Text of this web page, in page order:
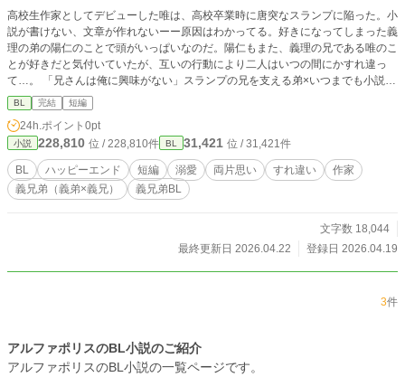
高校生作家としてデビューした唯は、高校卒業時に唐突なスランプに陥った。小
説が書けない、文章が作れないーー原因はわかってる。好きになってしまった義
理の弟の陽仁のことで頭がいっぱいなのだ。陽仁もまた、義理の兄である唯のこ
とが好きだと気付いていたが、互いの行動により二人はいつの間にかすれ違っ
て…。 「兄さんは俺に興味がない」スランプの兄を支える弟×いつまでも小説に
執着し続ける兄「はるくんはきっと僕に興味がない」ーーこんなに近くにいるの
に、苦しくてしょうがないんだ。
BL 完結 短編
24h.ポイント 0pt
小説 228,810 位 / 228,810件 BL 31,421 位 / 31,421件
BL ハッピーエンド 短編 溺愛 両片思い すれ違い
作家
義兄弟（義弟×義兄）
義兄弟BL
文字数 18,044
最終更新日 2026.04.22
登録日 2026.04.19
3件
アルファポリスのBL小説のご紹介
アルファポリスのBL小説の一覧ページです。